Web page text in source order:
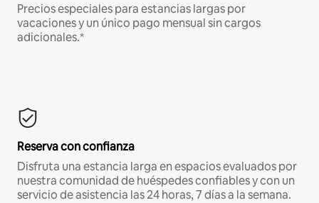
Precios especiales para estancias largas por
vacaciones y un único pago mensual sin cargos
adicionales.*
Reserva con confianza
Disfruta una estancia larga en espacios evaluados por
nuestra comunidad de huéspedes confiables y con un
servicio de asistencia las 24 horas, 7 días a la semana.